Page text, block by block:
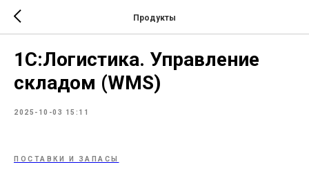
Продукты
1С:Логистика. Управление
складом (WMS)
2025-10-03 15:11
ПОСТАВКИ И ЗАПАСЫ